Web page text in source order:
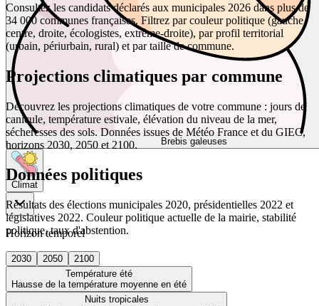
Brebis galeuses
Climat
Horizon temporel
2030 2050
2100
Température été
Hausse de la température moyenne en été
Nuits tropicales
Consultez les candidats déclarés aux municipales 2026 dans plus de
34 000 communes françaises. Filtrez par couleur politique (gauche,
centre, droite, écologistes, extrême-droite), par profil territorial
(urbain, périurbain, rural) et par taille de commune.
Projections climatiques par commune
Découvrez les projections climatiques de votre commune : jours de
canicule, température estivale, élévation du niveau de la mer,
sécheresses des sols. Données issues de Météo France et du GIEC,
horizons 2030, 2050 et 2100.
Données politiques
Résultats des élections municipales 2020, présidentielles 2022 et
législatives 2022. Couleur politique actuelle de la mairie, stabilité
politique, taux d'abstention.